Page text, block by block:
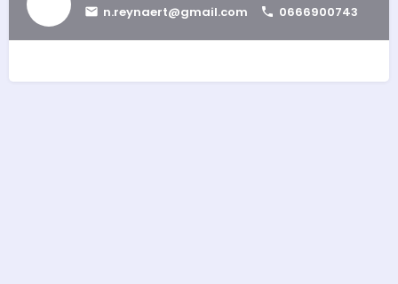
n.reynaert@gmail.com 0666900743